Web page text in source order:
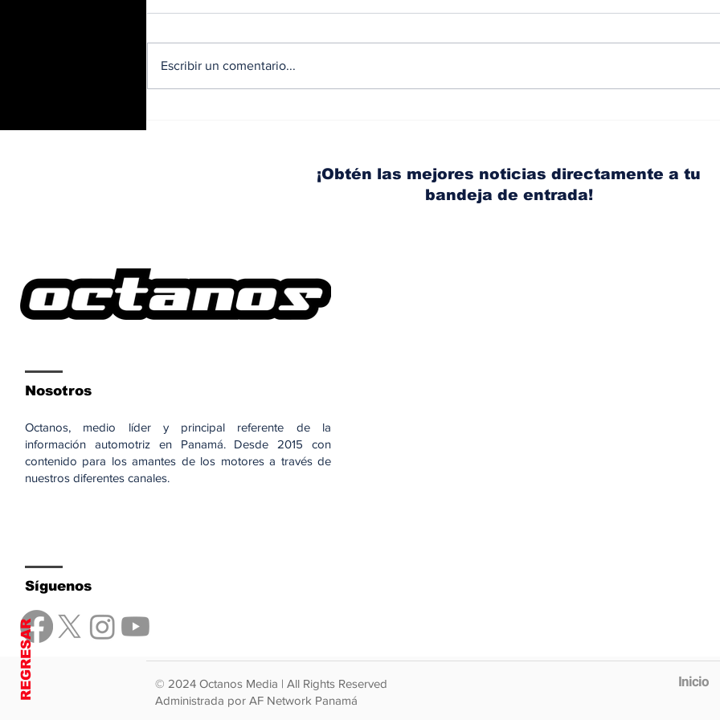
combustibles
Escribir un comentario...
REGRESAR
¡Obtén las mejores noticias directamente a tu
bandeja de entrada!
Nosotros
Octanos, medio líder y principal referente de la
información automotriz en Panamá. Desde 2015 con
contenido para los amantes de los motores a través de
nuestros diferentes canales.
Síguenos
© 2024 Octanos Media | All Rights Reserved
Administrada por AF Network Panamá
Inicio